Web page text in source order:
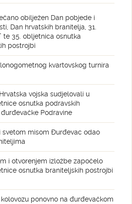
obilježen Dan pobjede i
Dan hrvatskih branitelja, 31.
te 35. obljetnica osnutka
postrojbi
kvartovskog turnira
vojska sudjelovali u
osnutka podravskih
Podravine
svetom misom Đurđevac odao
i otvorenjem izložbe započelo
osnutka braniteljskih postrojbi
ponovno na đurđevačkom